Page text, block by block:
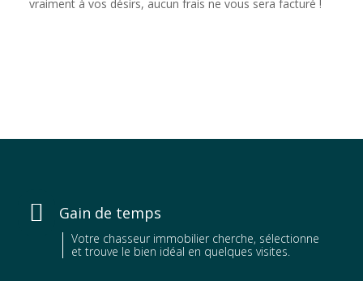
vraiment à vos désirs, aucun frais ne vous sera facturé !
 Gain de temps
Votre chasseur immobilier cherche, sélectionne
et trouve le bien idéal en quelques visites.